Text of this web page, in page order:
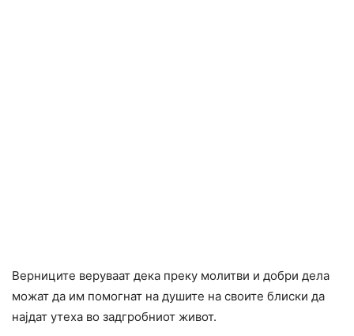
Верниците веруваат дека преку молитви и добри дела
можат да им помогнат на душите на своите блиски да
најдат утеха во задгробниот живот.